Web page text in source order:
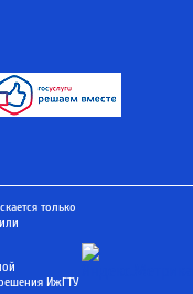
только
ИжГТУ